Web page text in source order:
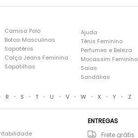
Camisa Polo
Botas Masculinas
Sapatênis
Calça Jeans Feminina
Sapatilhas
Ajuda
Tênis Feminino
Perfumes e Beleza
Mocassim Feminino
Saias
Sandálias
R • S • T • U • V • W • X • Y • Z
ENTREGAS
Frete grátis